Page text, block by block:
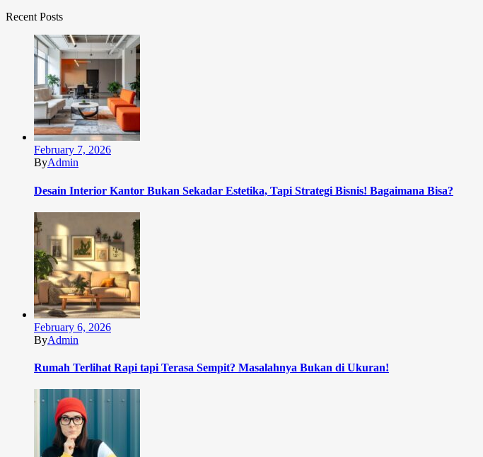
Recent Posts
February 7, 2026
ByAdmin
Desain Interior Kantor Bukan Sekadar Estetika, Tapi Strategi Bisnis! Bagaimana Bisa?
February 6, 2026
ByAdmin
Rumah Terlihat Rapi tapi Terasa Sempit? Masalahnya Bukan di Ukuran!